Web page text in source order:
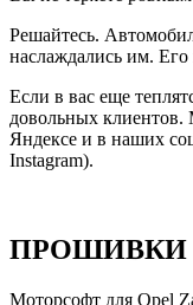
Решайтесь.
наслаждались им.
Если в вас еще
довольных
Яндексе и в наших
Instagram).
ПРОШИВКИ
Моторсофт для Opel